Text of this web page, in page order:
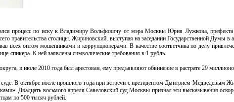
процесс по иску к Владимиру Вольфовичу от мэра Москвы Юрия Лужкова, префекта
правительства столицы. Жириновский, выступая на заседании Государственной Думы в
всех оптом мошенниками и коррупционерами. В качестве соответчика по делу
спикера. К ней заявлены символические требования в 1 рубль.
в июле 2010 года был арестован, ему предъявляют обвинение в растрате 29
В октябре после прошлого года при встречи с президентом Дмитрием Медведевым
Двадцать восьмого апреля Савеловский суд Москвы признал эти высказывания
по 500 тысяч рублей.